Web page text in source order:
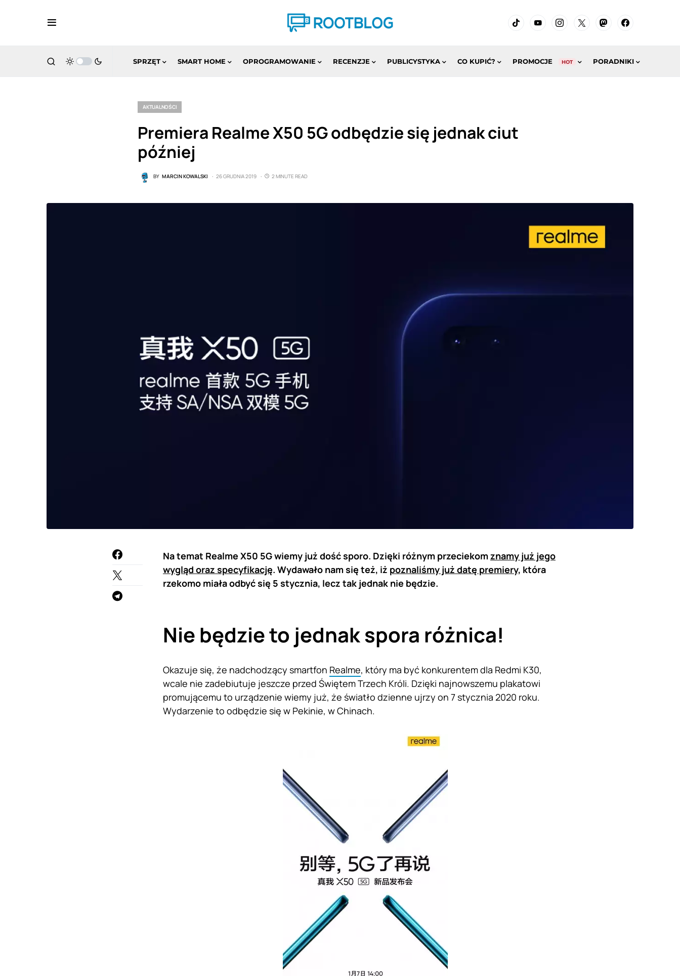
SPRZĘT SMART HOME OPROGRAMOWANIE RECENZJE PUBLICYSTYKA CO KUPIĆ? PROMOCJE HOT PORADNIKI
AKTUALNOŚCI
Premiera Realme X50 5G odbędzie się jednak ciut
później
BY MARCIN KOWALSKI 26 GRUDNIA 2019 2 MINUTE READ
Na temat Realme X50 5G wiemy już dość sporo. Dzięki różnym przeciekomznamy już jego
wygląd oraz specyfikację. Wydawało nam się też, iż poznaliśmy już datę premiery, która
rzekomo miała odbyć się 5 stycznia, lecz tak jednak nie będzie.
Nie będzie to jednak spora różnica!
Okazuje się, że nadchodzący smartfon Realme, który ma być konkurentem dla Redmi K30,
wcale nie zadebiutuje jeszcze przed Świętem Trzech Króli. Dzięki najnowszemu plakatowi
promującemu to urządzenie wiemy już, że światło dzienne ujrzy on 7 stycznia 2020 roku.
Wydarzenie to odbędzie się w Pekinie, w Chinach.